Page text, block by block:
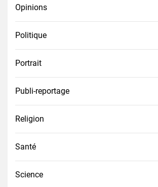
Opinions
Politique
Portrait
Publi-reportage
Religion
Santé
Science